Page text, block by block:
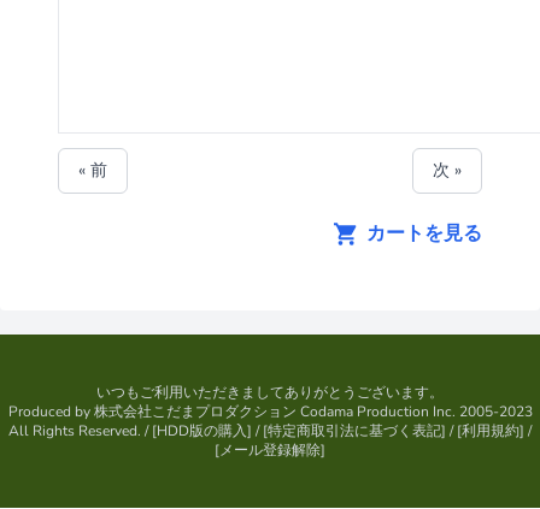
« 前 次 »
カートを見る
いつもご利用いただきましてありがとうございます。
Produced by株式会社こだまプロダクション Codama Production Inc. 2005-2023
All Rights Reserved. / [HDD版の購入] / [特定商取引法に基づく表記] / [利用規約] /
[メール登録解除]